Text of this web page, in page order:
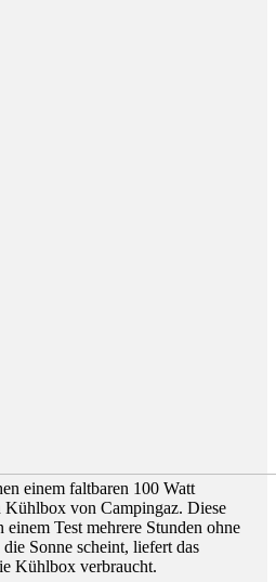
einem faltbaren 100 Watt
Kühlbox von Campingaz. Diese
Test mehrere Stunden ohne
Sonne scheint, liefert das
Kühlbox verbraucht.